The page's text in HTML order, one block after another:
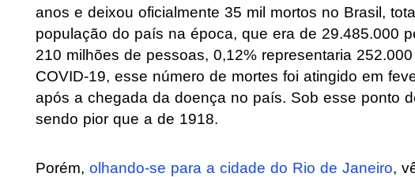
anos e deixou oficialmente 35 mil mortos no Brasil,
população do país na época, que era de 29.485.000
210 milhões de pessoas, 0,12% representaria
COVID-19, esse número de mortes foi atingido em
após a chegada da doença no país. Sob esse ponto
sendo pior que a de 1918.
Porém, olhando-se para a cidade do Rio de Janeiro,